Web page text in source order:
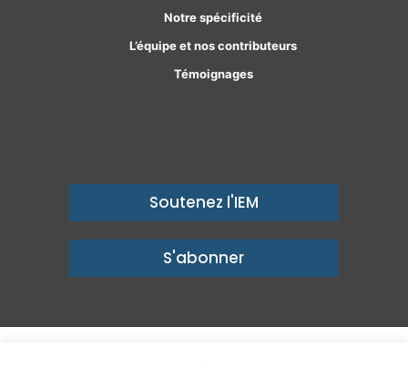
Notre spécificité
L’équipe et nos contributeurs
Témoignages
Soutenez l'IEM
S'abonner